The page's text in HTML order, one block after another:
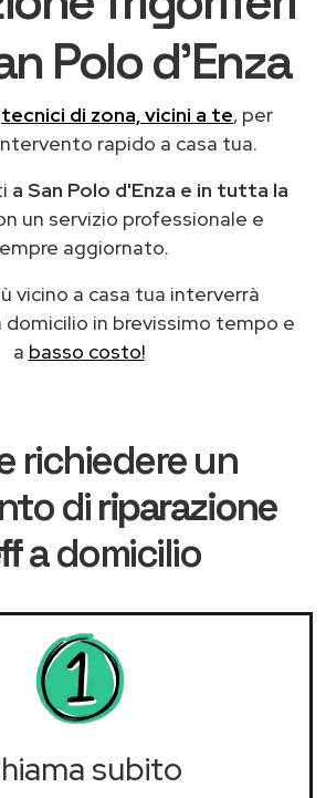
Polo d'Enza
tecnici di zona, vicini a te, per
rapido a casa tua.
a San Polo d'Enza e in tutta la
un servizio professionale e
aggiornato.
vicino a casa tua interverrà
in brevissimo tempo e
a basso costo!
richiedere un
diriparazione
a domicilio
subito